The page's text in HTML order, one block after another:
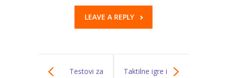
LEAVE A REPLY
Testovi za Taktilne igre i